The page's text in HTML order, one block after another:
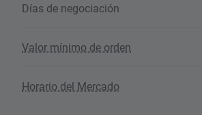
Días de negociación
Valor mínimo de orden
Horario del Mercado